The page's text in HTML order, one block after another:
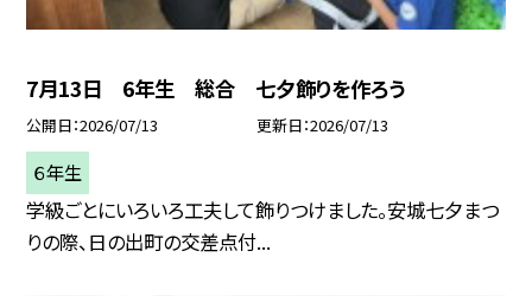
7月13日 6年生 総合 七夕飾りを作ろう
公開日 2026/07/13 更新日 2026/07/13
６年生
学級ごとにいろいろ工夫して飾りつけました。安城七夕まつ
りの際、日の出町の交差点付...